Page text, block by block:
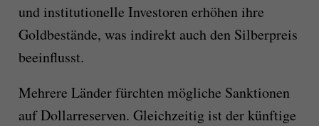
und institutionelle Investoren erhöhen ihre
Goldbestände, was indirekt auch den Silberpreis
beeinflusst.
Mehrere Länder fürchten mögliche Sanktionen
auf Dollarreserven. Gleichzeitig ist der künftige